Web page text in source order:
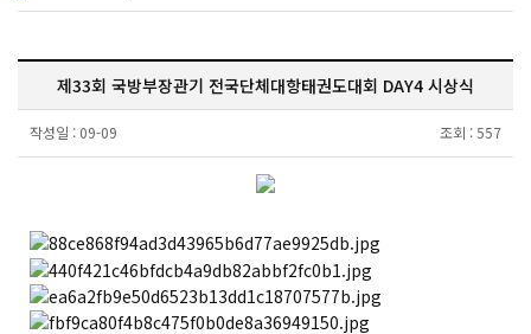
제33회 국방부장관기 전국단체대항태권도대회 DAY4 시상식
작성일 : 09-09 조회 :557